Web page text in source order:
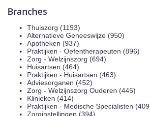
Branches
Thuiszorg (1193)
Alternatieve Geneeswijze (950)
Apotheken (937)
Praktijken - Oefentherapeuten (896)
Zorg - Welzijnszorg (694)
Huisartsen (464)
Praktijken - Huisartsen (463)
Adviesorganen (452)
Zorg - Welzijnszorg Ouderen (445)
Klinieken (414)
Praktijken - Medische Specialisten
Zorginstellingen (394)